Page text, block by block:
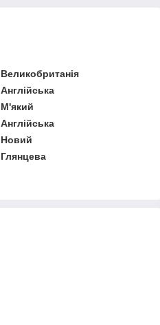
Великобританія
Англійська
М'який
Англійська
Новий
Глянцева